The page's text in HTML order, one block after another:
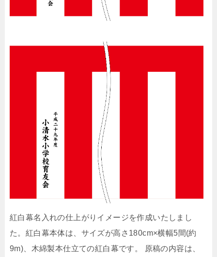
紅白幕名入れの仕上がりイメージを作成いたしまし
た。紅白幕本体は、サイズが高さ180cm×横幅5間(約
9m)、木綿製本仕立ての紅白幕です。 原稿の内容は、